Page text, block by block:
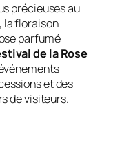
précieuses au
la floraison
parfumé
de la Rose
et des
de visiteurs.